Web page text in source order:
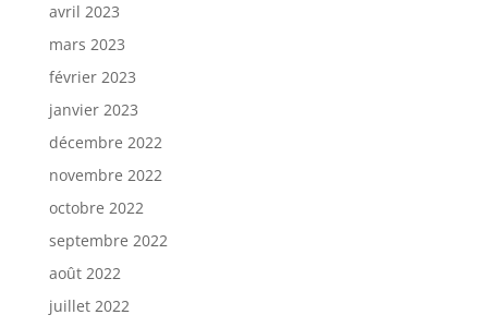
avril 2023
mars 2023
février 2023
janvier 2023
décembre 2022
novembre 2022
octobre 2022
septembre 2022
août 2022
juillet 2022